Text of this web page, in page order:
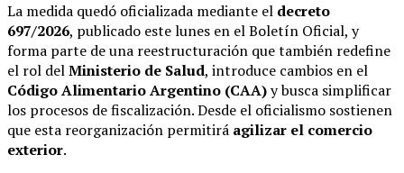
La medida quedó oficializada mediante el decreto
697/2026, publicado este lunes en el Boletín Oficial, y
forma parte de una reestructuración que también redefine
el rol delMinisterio de Salud, introduce cambios en el
Código Alimentario Argentino (CAA)y busca simplificar
los procesos de fiscalización. Desde el oficialismo sostienen
que esta reorganización permitirá agilizar el comercio
exterior.